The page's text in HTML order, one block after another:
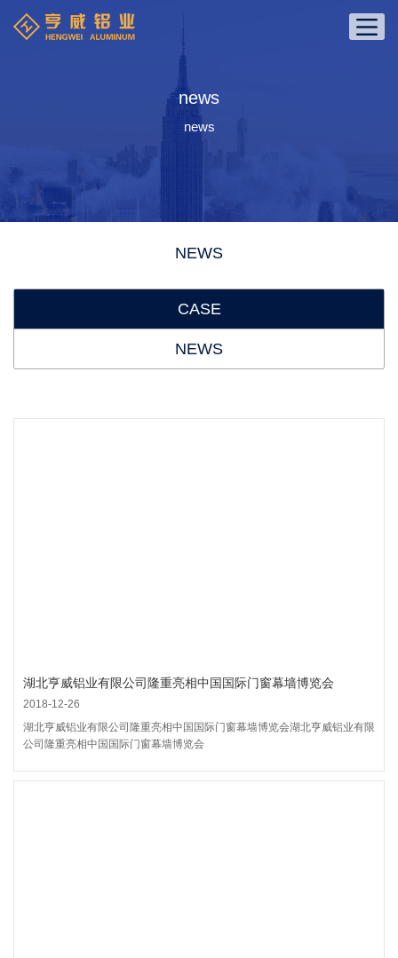
news
news
NEWS
CASE
NEWS
湖北亨威铝业有限公司隆重亮相中国国际门窗幕墙博览会
2018-12-26
湖北亨威铝业有限公司隆重亮相中国国际门窗幕墙博览会湖北亨威铝业有限
公司隆重亮相中国国际门窗幕墙博览会